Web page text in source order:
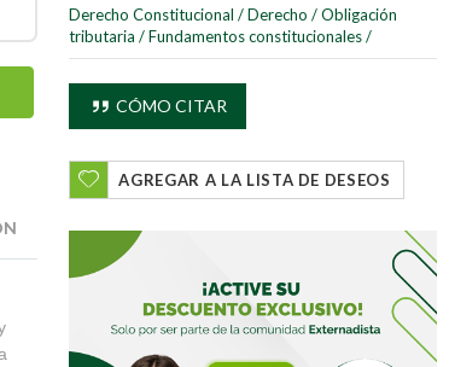
Derecho Constitucional / Derecho / Obligación
tributaria / Fundamentos constitucionales /
CÓMO CITAR
AGREGAR A LA LISTA DE DESEOS